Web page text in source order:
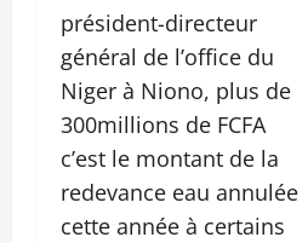
président-directeur
général de l’office du
Niger à Niono, plus de
300millions de FCFA
c’est le montant de la
redevance eau annulée
cette année à certains